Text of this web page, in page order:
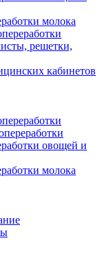
молока
решетки,
кабинетов
овощей и
молока